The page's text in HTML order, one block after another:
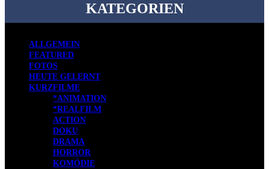
KATEGORIEN
ALLGEMEIN
FEATURED
FOTOS
HEUTE GELERNT
KURZFILME
*ANIMATION
*REALFILM
ACTION
DOKU
DRAMA
HORROR
KOMÖDIE